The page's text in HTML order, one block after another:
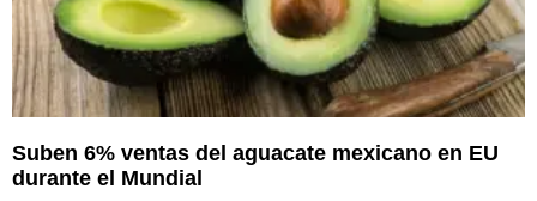
Suben 6% ventas del aguacate mexicano en EU
durante el Mundial